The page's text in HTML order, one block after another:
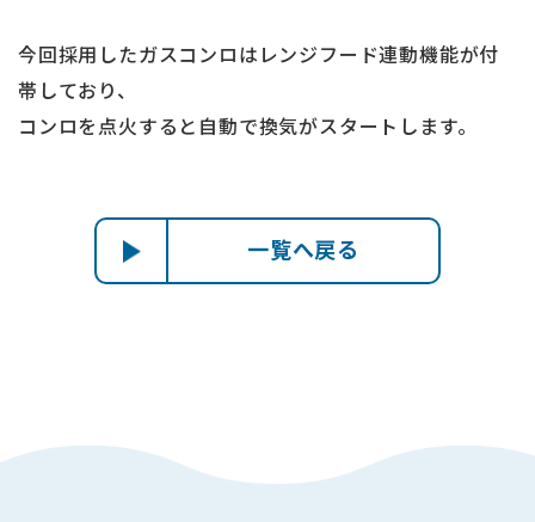
今回採用したガスコンロはレンジフード連動機能が付
帯しており、
コンロを点火すると自動で換気がスタートします。
一覧へ戻る